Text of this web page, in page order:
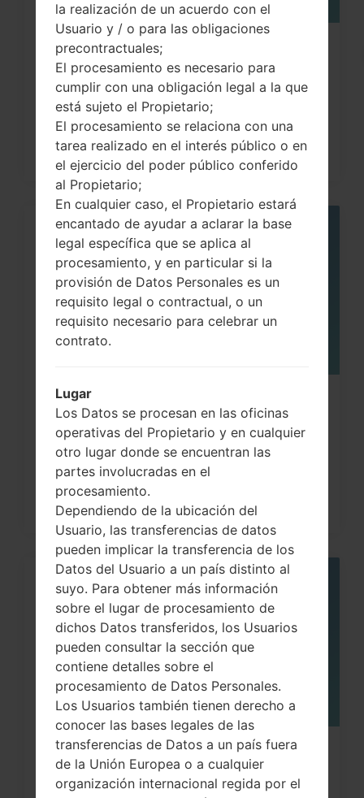
Cómo hacer Reinicio Completo en
LG G3, G4, G5 , G7...
¿Cómo restablecer datos de fábrica
a través del código...
¿Cómo restablecer datos de fábrica
a través del menú...
la realización de un acuerdo con el
Usuario y / o para las obligaciones
precontractuales;
El procesamiento es necesario para
cumplir con una obligación legal a la que
está sujeto el Propietario;
El procesamiento se relaciona con una
tarea realizado en el interés público o en
el ejercicio del poder público conferido
al Propietario;
En cualquier caso, el Propietario estará
encantado de ayudar a aclarar la base
legal específica que se aplica al
procesamiento, y en particular si la
provisión de Datos Personales es un
requisito legal o contractual, o un
requisito necesario para celebrar un
contrato.
Lugar
Los Datos se procesan en las oficinas
operativas del Propietario y en cualquier
otro lugar donde se encuentran las
partes involucradas en el
procesamiento.
Dependiendo de la ubicación del
Usuario, las transferencias de datos
pueden implicar la transferencia de los
Datos del Usuario a un país distinto al
suyo. Para obtener más información
sobre el lugar de procesamiento de
dichos Datos transferidos, los Usuarios
pueden consultar la sección que
contiene detalles sobre el
procesamiento de Datos Personales.
Los Usuarios también tienen derecho a
conocer las bases legales de las
transferencias de Datos a un país fuera
de la Unión Europea o a cualquier
organización internacional regida por el